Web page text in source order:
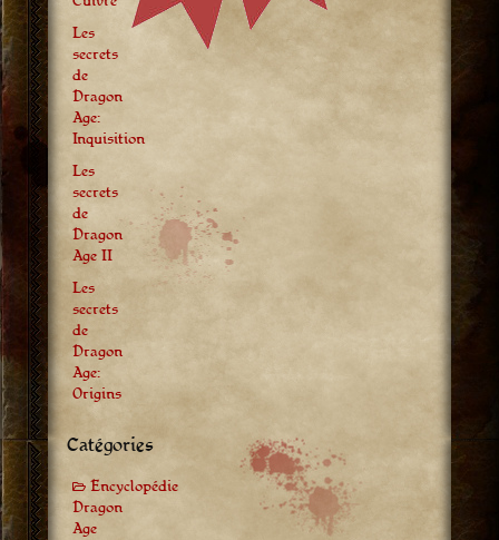
Les
secrets
de
Dragon
Age:
Inquisition
Les
secrets
de
Dragon
Age II
Les
secrets
de
Dragon
Age:
Origins
Catégories
Encyclopédie
Dragon
Age